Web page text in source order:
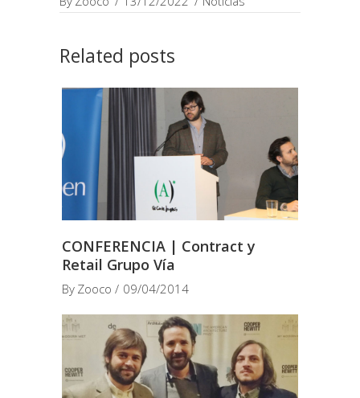
Related posts
CONFERENCIA | Contract y
Retail Grupo Vía
By Zooco 09/04/2014